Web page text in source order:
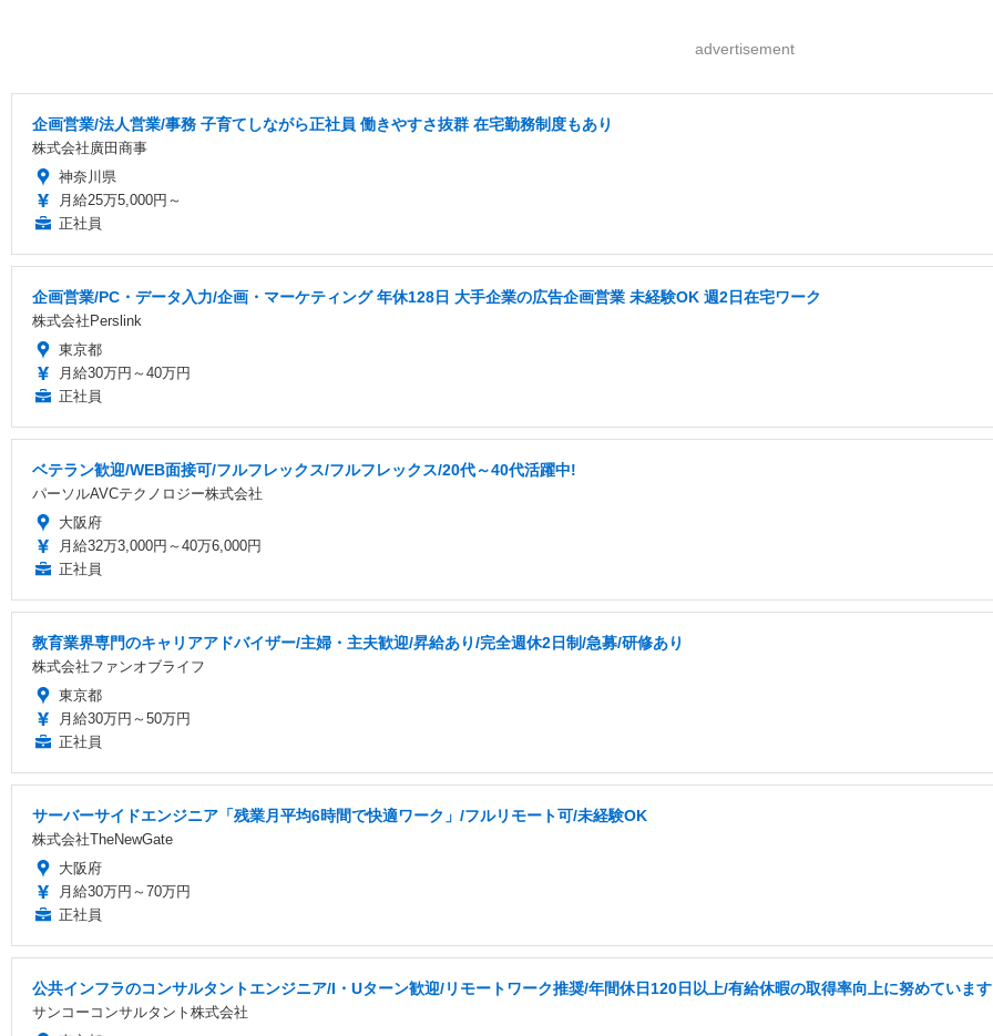
advertisement
企画営業/法人営業/事務 子育てしながら正社員 働きやすさ抜群 在宅勤務制度もあり
株式会社廣田商事
神奈川県
月給25万5,000円～
正社員
企画営業/PC・データ入力/企画・マーケティング 年休128日 大手企業の広告企画営業 未経験OK 週2日在宅ワーク
株式会社Perslink
東京都
月給30万円～40万円
正社員
ベテラン歓迎/WEB面接可/フルフレックス/フルフレックス/20代～40代活躍中!
パーソルAVCテクノロジー株式会社
大阪府
月給32万3,000円～40万6,000円
正社員
教育業界専門のキャリアアドバイザー/主婦・主夫歓迎/昇給あり/完全週休2日制/急募/研修あり
株式会社ファンオブライフ
東京都
月給30万円～50万円
正社員
サーバーサイドエンジニア「残業月平均6時間で快適ワーク」/フルリモート可/未経験OK
株式会社TheNewGate
大阪府
月給30万円～70万円
正社員
公共インフラのコンサルタントエンジニア/I・Uターン歓迎/リモートワーク推奨/年間休日120日以上/有給休暇の取得率向上に努めています
サンコーコンサルタント株式会社